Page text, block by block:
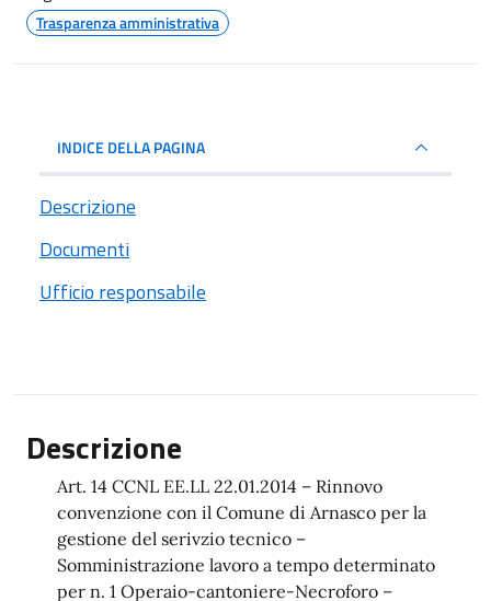
Trasparenza amministrativa
INDICE DELLA PAGINA
Descrizione
Documenti
Ufficio responsabile
Descrizione
Art. 14 CCNL EE.LL 22.01.2014 – Rinnovo
convenzione con il Comune di Arnasco per la
gestione del serivzio tecnico –
Somministrazione lavoro a tempo determinato
per n. 1 Operaio-cantoniere-Necroforo –